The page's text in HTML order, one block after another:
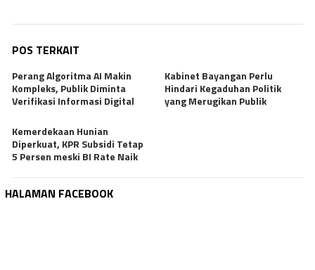
POS TERKAIT
Perang Algoritma AI Makin
Kompleks, Publik Diminta
Verifikasi Informasi Digital
Kabinet Bayangan Perlu
Hindari Kegaduhan Politik
yang Merugikan Publik
Kemerdekaan Hunian
Diperkuat, KPR Subsidi Tetap
5 Persen meski BI Rate Naik
HALAMAN FACEBOOK